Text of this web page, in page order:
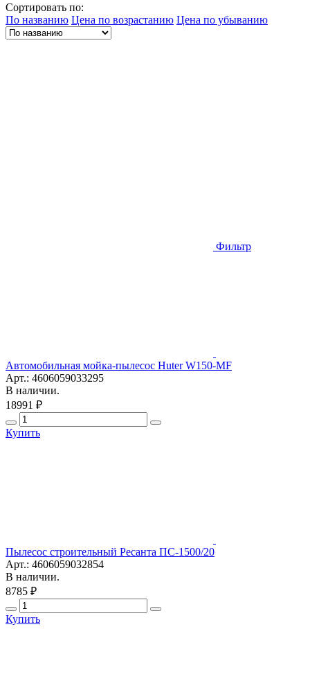
Сортировать по:
По названию Цена по возрастанию Цена по убыванию
Фильтр
Автомобильная мойка-пылесос Huter W150-MF
Арт.: 4606059033295
В наличии.
18991 ₽
Купить
Пылесос строительный Ресанта ПС-1500/20
Арт.: 4606059032854
В наличии.
8785 ₽
Купить